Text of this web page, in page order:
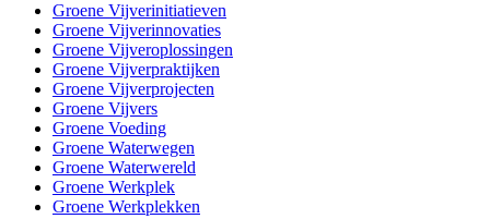
Groene Vijverinitiatieven
Groene Vijverinnovaties
Groene Vijveroplossingen
Groene Vijverpraktijken
Groene Vijverprojecten
Groene Vijvers
Groene Voeding
Groene Waterwegen
Groene Waterwereld
Groene Werkplek
Groene Werkplekken